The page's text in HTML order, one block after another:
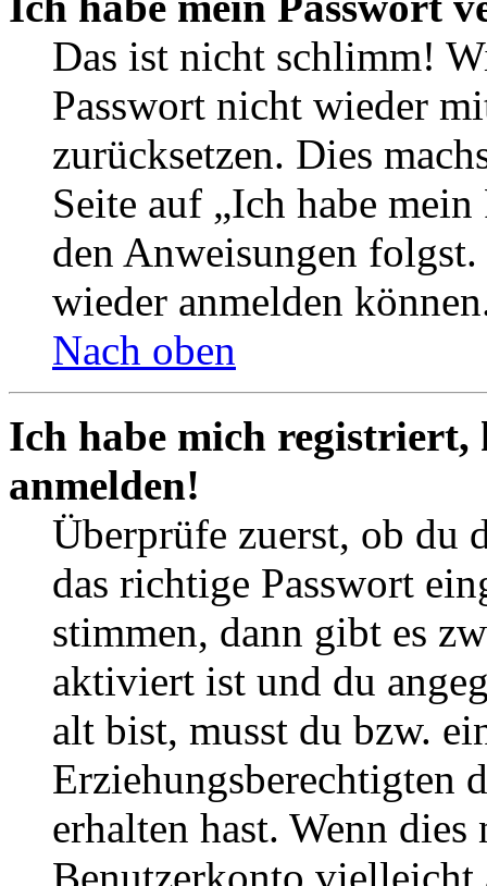
Das ist nicht schlimm!
Passwort nicht wieder
zurücksetzen. Dies
Seite auf „Ich habe
den Anweisungen
wieder anmelden
Nach oben
Ich habe mich
anmelden!
Überprüfe zuerst, ob du
das richtige Passwort
stimmen, dann gibt es
aktiviert ist und du
alt bist, musst du bzw.
Erziehungsberechtigten
erhalten hast. Wenn
Benutzerkonto